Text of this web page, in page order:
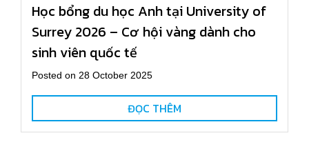
Học bổng du học Anh tại University of
Surrey 2026 – Cơ hội vàng dành cho
sinh viên quốc tế
Posted on 28 October 2025
ĐỌC THÊM